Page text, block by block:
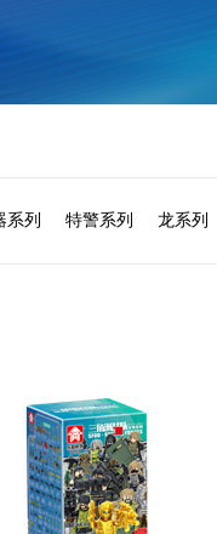
系列 特警系列 龙系列